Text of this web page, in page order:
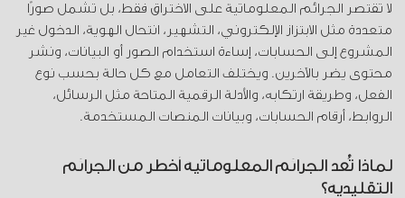
لا تقتصر الجرائم المعلوماتية على الاختراق فقط، بل تشمل صورًا
متعددة مثل الابتزاز الإلكتروني، التشهير، انتحال الهوية، الدخول غير
المشروع إلى الحسابات، إساءة استخدام الصور أو البيانات، ونشر
محتوى يضر بالآخرين. ويختلف التعامل مع كل حالة بحسب نوع
الفعل، وطريقة ارتكابه، والأدلة الرقمية المتاحة مثل الرسائل،
الروابط، أرقام الحسابات، وبيانات المنصات المستخدمة.
لماذا تُعد الجرائم المعلوماتية أخطر من الجرائم
التقليدية؟